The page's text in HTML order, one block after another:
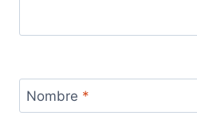
Nombre *